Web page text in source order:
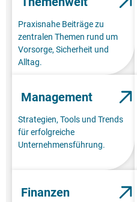
Praxisnahe Beiträge zu
zentralen Themen rund um
Vorsorge, Sicherheit und
Alltag.
Management
Strategien, Tools und Trends
für erfolgreiche
Unternehmensführung.
Finanzen